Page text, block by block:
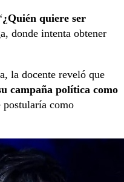
¿Quién quiere ser
donde intenta obtener
la docente reveló que
campaña política como
postularía como